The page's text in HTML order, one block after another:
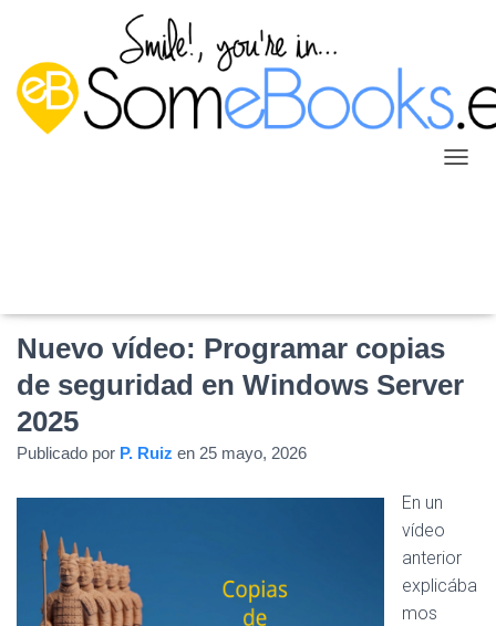
M
O
A
I
Nuevo vídeo: Programar copias
de seguridad en Windows Server
2025
Publicado por P. Ruiz en 25 mayo, 2026
En un
vídeo
anterior
explicába
mos